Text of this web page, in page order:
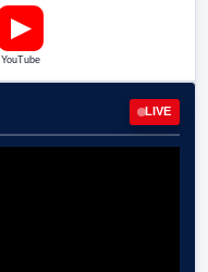
▶
YouTube
LIVE